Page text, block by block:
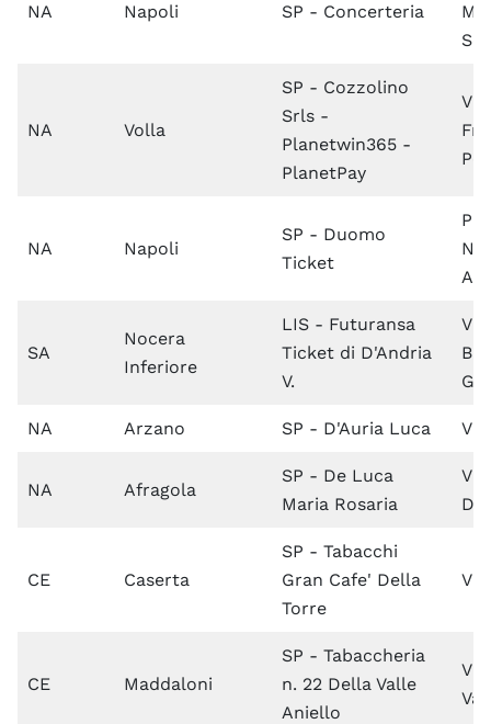
NA Napoli SP - Concerteria
NA Volla
SP - Cozzolino
Srls -
Planetwin365 -
PlanetPay
Via
NA Napoli
SP - Duomo
Ticket
SA
Nocera
Inferiore
LIS - Futuransa
Ticket di D'Andria
V.
NA Arzano SP - D'Auria Luca
NA Afragola
SP - De Luca
Maria Rosaria
CE Caserta
SP - Tabacchi
Gran Cafe' Della
Torre
CE Maddaloni
SP - Tabaccheria
n. 22 Della Valle
Aniello